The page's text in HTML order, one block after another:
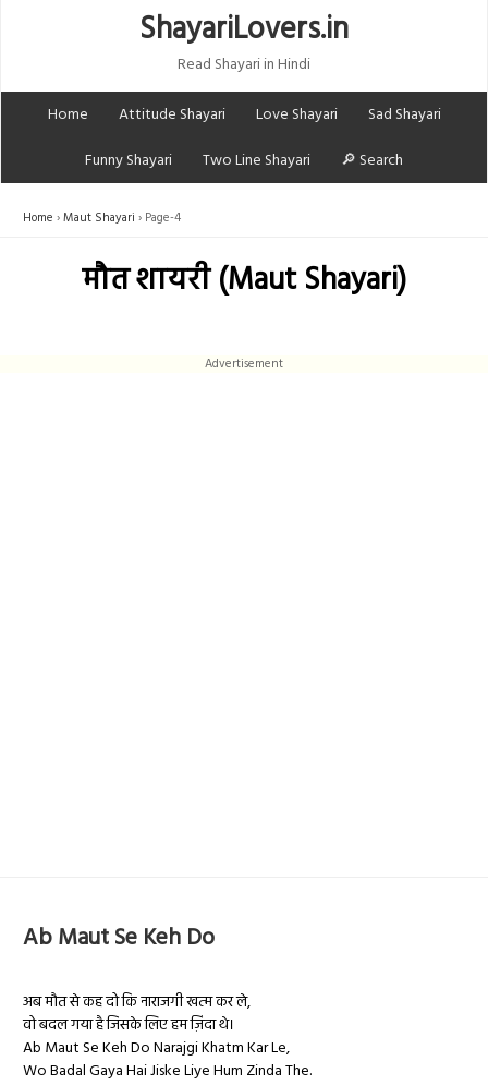
ShayariLovers.in
Read Shayari in Hindi
Home
Attitude Shayari Love Shayari
Sad Shayari
Funny Shayari
Two Line Shayari 🔎 Search
Home Maut Shayari Page-4
मौत शायरी (Maut Shayari)
Advertisement
Ab Maut Se Keh Do
अब मौत से कह दो कि नाराजगी खत्म कर ले,
वो बदल गया है जिसके लिए हम ज़िंदा थे​।
Ab Maut Se Keh Do Narajgi Khatm Kar Le,
Wo Badal Gaya Hai Jiske Liye Hum Zinda The.